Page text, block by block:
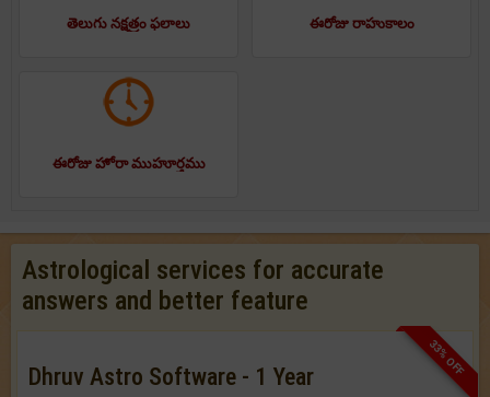
తెలుగు నక్షత్రం ఫలాలు ఈరోజు రాహుకాలం
ఈరోజు హోరా ముహూర్తము
Astrological services for accurate
answers and better feature
33% OFF
Dhruv Astro Software - 1 Year